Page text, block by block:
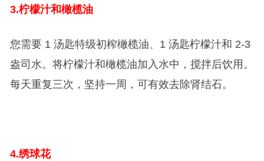
3.柠檬汁和橄榄油
您需要 1 汤匙特级初榨橄榄油、1 汤匙柠檬汁和 2-3
盎司水。将柠檬汁和橄榄油加入水中，搅拌后饮用。
每天重复三次，坚持一周，可有效去除肾结石。
4.绣球花